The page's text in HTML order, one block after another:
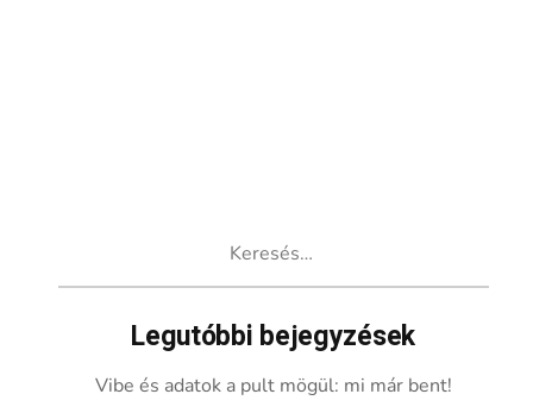
Legutóbbi bejegyzések
Vibe és adatok a pult mögül: mi már bent!